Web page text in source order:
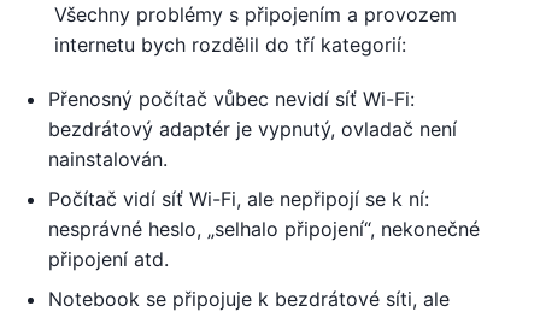
Všechny problémy s připojením a provozem
internetu bych rozdělil do tří kategorií:
Přenosný počítač vůbec nevidí síť Wi-Fi:
bezdrátový adaptér je vypnutý, ovladač není
nainstalován.
Počítač vidí síť Wi-Fi, ale nepřipojí se k ní:
nesprávné heslo, „selhalo připojení“, nekonečné
připojení atd.
Notebook se připojuje k bezdrátové síti, ale